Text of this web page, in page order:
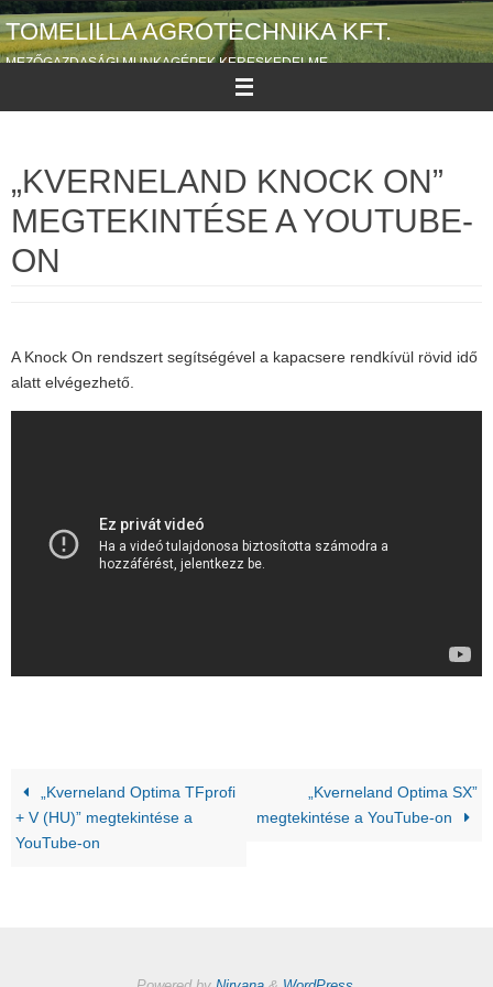
Megszakítás
TOMELILLA AGROTECHNIKA KFT.
MEZŐGAZDASÁGI MUNKAGÉPEK KERESKEDELME
„KVERNELAND KNOCK ON”
MEGTEKINTÉSE A YOUTUBE-
ON
A Knock On rendszert segítségével a kapacsere rendkívül rövid idő
alatt elvégezhető.
„Kverneland Optima TFprofi
+ V (HU)” megtekintése a
YouTube-on
„Kverneland Optima SX”
megtekintése a YouTube-on